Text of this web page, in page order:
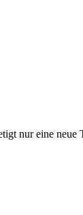
nur eine neue